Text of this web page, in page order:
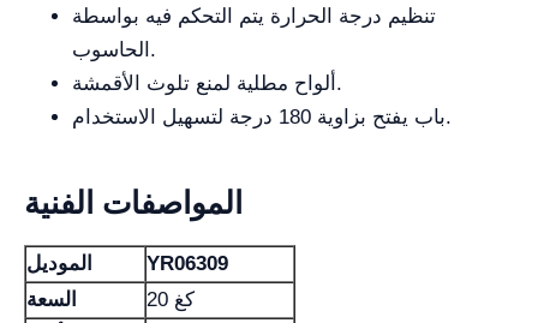
تنظيم درجة الحرارة يتم التحكم فيه بواسطة
الحاسوب.
ألواح مطلية لمنع تلوث الأقمشة.
باب يفتح بزاوية 180 درجة لتسهيل الاستخدام.
المواصفات الفنية
الموديل
YR06309
السعة
20 كغ